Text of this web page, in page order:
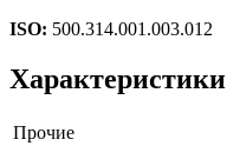
ISO: 500.314.001.003.012
Характеристики
Прочие